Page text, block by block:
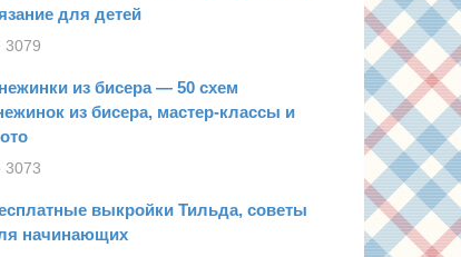
для детей
3079
из бисера — 50 схем
из бисера, мастер-классы и
3073
выкройки Тильда, советы
начинающих